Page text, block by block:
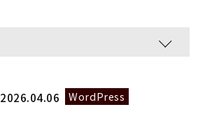
2026.04.06 WordPress